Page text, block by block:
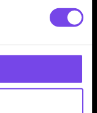
prefereren